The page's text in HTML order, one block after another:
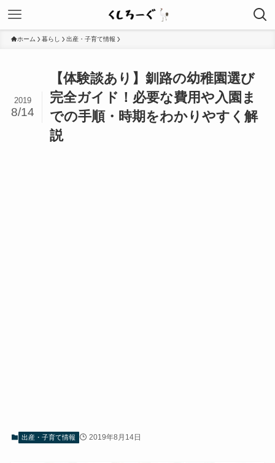
ホーム 暮らし 出産・子育て情報
【体験談あり】釧路の幼稚園選び
完全ガイド！必要な費用や入園ま
での手順・時期をわかりやすく解
説
2019
8/14
出産・子育て情報 2019年8月14日